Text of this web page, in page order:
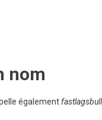
nom
également